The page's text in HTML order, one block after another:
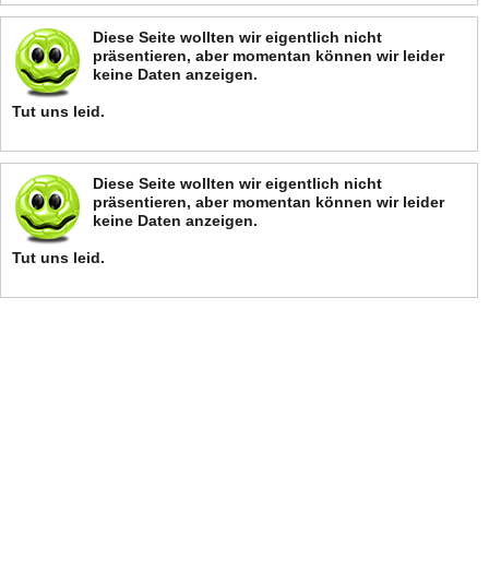
Diese Seite wollten wir eigentlich nicht
präsentieren, aber momentan können wir leider
keine Daten anzeigen.
Tut uns leid.
Diese Seite wollten wir eigentlich nicht
präsentieren, aber momentan können wir leider
keine Daten anzeigen.
Tut uns leid.